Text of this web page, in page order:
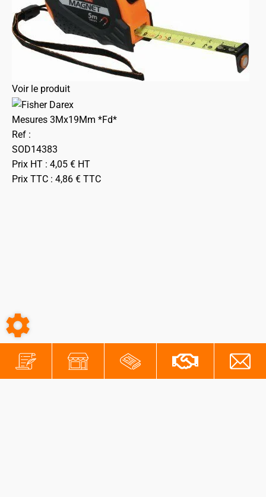
Voir le produit
Mesures 3Mx19Mm *Fd*
Ref :
SOD14383
Prix HT : 4,05 € HT
Prix TTC : 4,86 € TTC